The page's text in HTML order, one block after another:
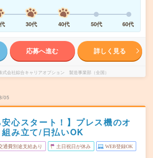
30代 40代 50代 60代
応募へ進む 詳しく見る
式会社綜合キャリアオプション 製造事業部（全国）
05
安心スタート！】プレス機のオ
み立て/日払いOK
通費別途支給あり 土日祝日が休み WEB登録OK